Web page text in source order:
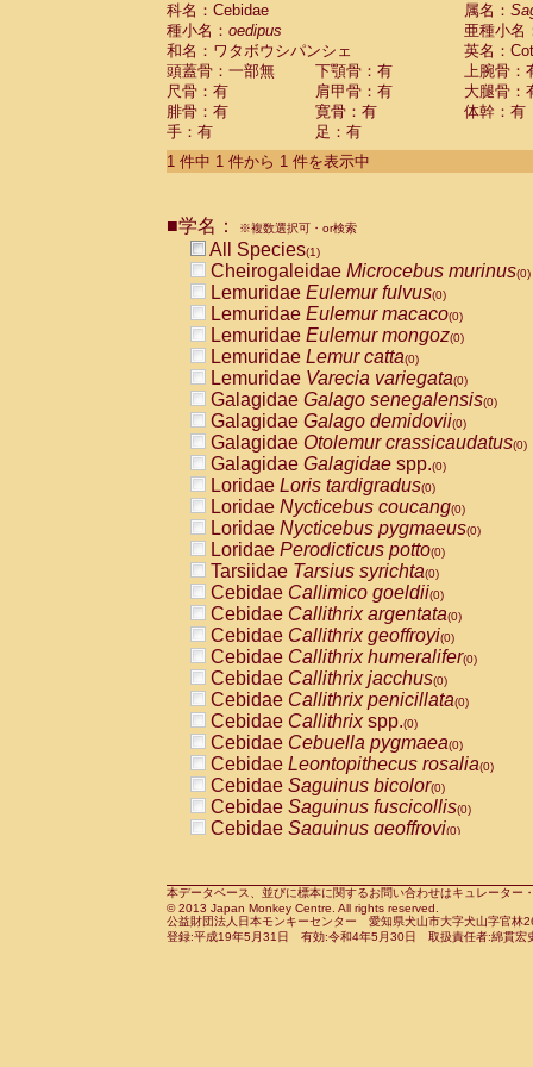
Cebidae
Cebidae
CebidaeSaguinus nigricollis (0)
Cebidae Saguinus oedipus
Cebidae Saguinus weddelli
Cebidae Saguinusspp.
Cebidae Aotus trivirgatus
Cebidae Cebus albifrons
CebidaeCebus nigrivittatus
CebidaeCebus
CebidaeSaimiri boliviensis(0)
CebidaeSaimiri sciureus(0)
AtelidaeAlouatta caraya(0)
AtelidaeAlouatta fusca(0)
AtelidaeAlouatta seniculus
AtelidaeAlouattaspp.(0)
AtelidaeAteles belzebuth(0)
AtelidaeAteles geoffroyi(0)
AtelidaeAteles paniscus(0)
AtelidaeAtelesspp.(0)
Atelidae Lagothrix lagothricha
AtelidaeLagothrix lagothricha cana
PitheciidaeCacajao calvus
PitheciidaeCallicebus cupreus
PitheciidaeCallicebus donacophilus
PitheciidaeCallicebus moloch
PitheciidaeCallicebus torquatus
PitheciidaeCallicebusspp.(0)
PitheciidaeChiropotes satanas(0)
PitheciidaePithecia monachus
PitheciidaePithecia pithecia(0)
CercopithecidaeCercocebus agilis
CercopithecidaeCercocebus
CercopithecidaeCercocebus
CercopithecidaeCercocebus
CercopithecidaeCercocebus
CercopithecidaeCercocebushybrid
CercopithecidaePapio anubis(0)
CercopithecidaePapio cynocephalus
CercopithecidaePapio hamadryas(0)
科名：Cebidae 属名：
種小名： oedipus
亜種小名
和名：ワタボウシパンシェ
英名：
頭蓋骨：一部無
下顎骨：有
上腕骨：
尺骨：有
肩甲骨：有
大腿骨：
腓骨：有
寛骨：有
体幹：有
手：有
足：有
1 件中 1 件から 1 件を表示中
■学名： ※複数選択可・or検索
All Species(1)
Cheirogaleidae Microcebus murinus(0)
Lemuridae Eulemur fulvus(0)
Lemuridae Eulemur macaco(0)
Lemuridae Eulemur mongoz(0)
Lemuridae Lemur catta(0)
Lemuridae Varecia variegata(0)
Galagidae Galago senegalensis(0)
Galagidae Galago demidovii(0)
Galagidae Otolemur crassicaudatus(0)
Galagidae Galagidae spp.(0)
Loridae Loris tardigradus(0)
Loridae Nycticebus coucang(0)
Loridae Nycticebus pygmaeus(0)
Loridae Perodicticus potto(0)
Tarsiidae Tarsius syrichta(0)
Cebidae Callimico goeldii(0)
Cebidae Callithrix argentata(0)
Cebidae Callithrix geoffroyi(0)
Cebidae Callithrix humeralifer(0)
Cebidae Callithrix jacchus(0)
Cebidae Callithrix penicillata(0)
Cebidae Callithrixspp.(0)
Cebidae Cebuella pygmaea(0)
Cebidae Leontopithecus rosalia(0)
Cebidae Saguinus bicolor(0)
Cebidae Saguinus fuscicollis(0)
Cebidae Saguinus geoffroyi(0)
CebidaeSaguinus leucopus(0)
CebidaeSaguinus midas(0)
Cebidae Saguinus mystax(0)
本データベース、並びに標本に関するお問い合わせはキュレータ
© 2013 Japan Monkey Centre. All rights reserved.
公益財団法人日本モンキーセンター 愛知県犬山市大字犬山字官
登録:平成19年5月31日 有効:令和4年5月30日 取扱責任者:綿貫宏